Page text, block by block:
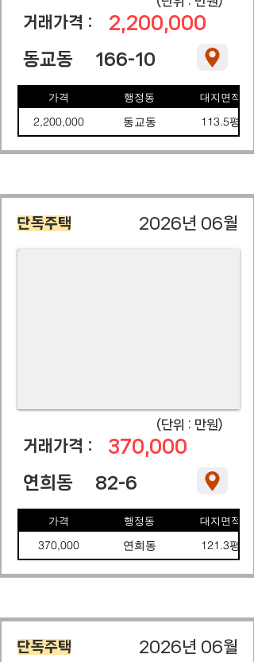
​거래가격 : 2,200,000
동교동 166-10
가격 행정동 대지면적
2,200,000 동교동 113.5평
단독주택 2026년 06월
​(단위 : 만원)
​거래가격 : 370,000
연희동 82-6
가격 행정동 대지면적
370,000 연희동 121.3평
단독주택 2026년 06월